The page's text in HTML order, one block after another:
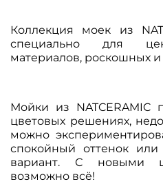
Коллекция моек из
специально для
материалов, роскошных
Мойки из NATCERAMIC
цветовых решениях,
можно
спокойный оттенок или
вариант. С новыми
возможно всё!